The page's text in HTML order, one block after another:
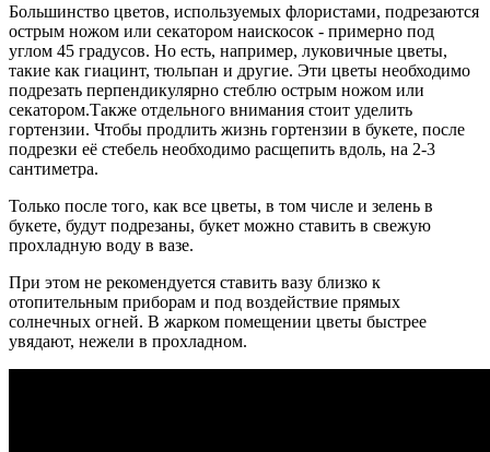
Большинство цветов, используемых флористами, подрезаются
острым ножом или секатором наискосок - примерно под
углом 45 градусов. Но есть, например, луковичные цветы,
такие как гиацинт, тюльпан и другие. Эти цветы необходимо
подрезать перпендикулярно стеблю острым ножом или
секатором.Также отдельного внимания стоит уделить
гортензии. Чтобы продлить жизнь гортензии в букете, после
подрезки её стебель необходимо расщепить вдоль, на 2-3
сантиметра.
Только после того, как все цветы, в том числе и зелень в
букете, будут подрезаны, букет можно ставить в свежую
прохладную воду в вазе.
При этом не рекомендуется ставить вазу близко к
отопительным приборам и под воздействие прямых
солнечных огней. В жарком помещении цветы быстрее
увядают, нежели в прохладном.